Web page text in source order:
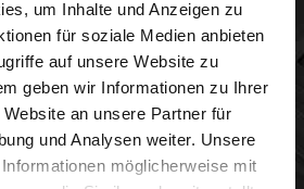
um Inhalte und Anzeigen zu
für soziale Medien anbieten
auf unsere Website zu
geben wir Informationen zu Ihrer
an unsere Partner für
und Analysen weiter. Unsere
möglicherweise mit